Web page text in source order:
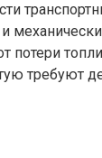
требуют